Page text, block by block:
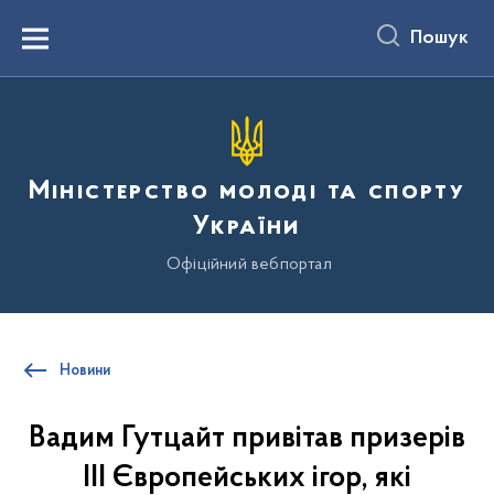
вмістуMenu Пошук
Міністерство молоді та спорту
України
Офіційний вебпортал
Новини
Вадим Гутцайт привітав призерів
ІІІ Європейських ігор, які